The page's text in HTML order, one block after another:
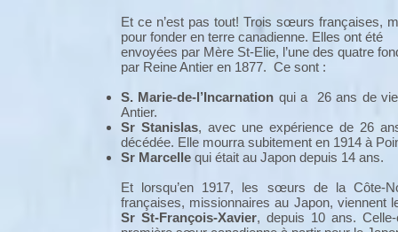
Et ce n’est pas tout! Trois sœurs françaises,
pour fonder en terre canadienne. Elles ont été
envoyées par Mère St-Elie, l’une des quatre
par Reine Antier en 1877. Ce sont :
S. Marie-de-l’Incarnation qui a 26 ans de
Antier.
Sr Stanislas, avec une expérience de 26
décédée. Elle mourra subitement en 1914 à
Sr Marcelle qui était au Japon depuis 14 ans.
Et lorsqu’en 1917, les sœurs de la Côte-
françaises, missionnaires au Japon, viennent
Sr St-François-Xavier, depuis 10 ans.